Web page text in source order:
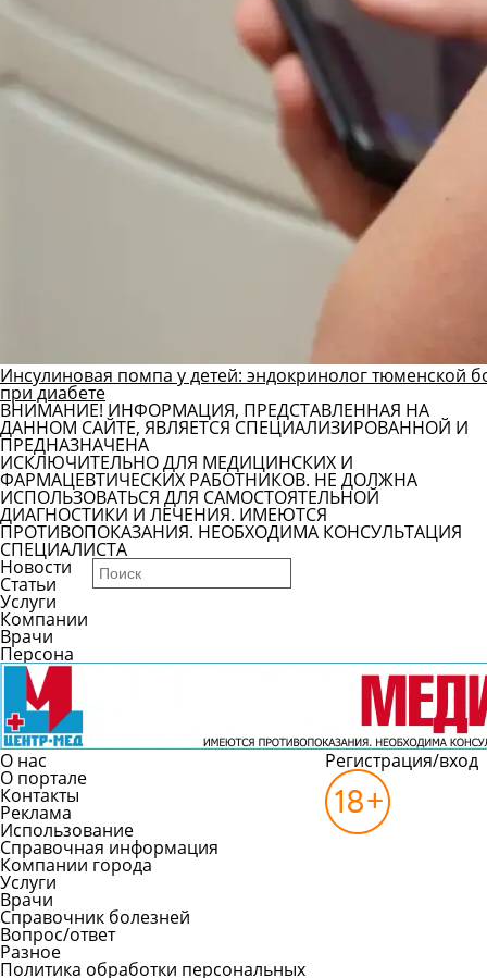
Инсулиновая помпа у детей: эндокринолог тюменской
при диабете
ВНИМАНИЕ! ИНФОРМАЦИЯ, ПРЕДСТАВЛЕННАЯ НА
ДАННОМ САЙТЕ, ЯВЛЯЕТСЯ СПЕЦИАЛИЗИРОВАННОЙ И
ПРЕДНАЗНАЧЕНА
ИСКЛЮЧИТЕЛЬНО ДЛЯ МЕДИЦИНСКИХ И
ФАРМАЦЕВТИЧЕСКИХ РАБОТНИКОВ. НЕ ДОЛЖНА
ИСПОЛЬЗОВАТЬСЯ ДЛЯ САМОСТОЯТЕЛЬНОЙ
ДИАГНОСТИКИ И ЛЕЧЕНИЯ. ИМЕЮТСЯ
ПРОТИВОПОКАЗАНИЯ. НЕОБХОДИМА КОНСУЛЬТАЦИЯ
СПЕЦИАЛИСТА
Новости
Статьи
Услуги
Компании
Врачи
Персона
О нас
О портале
Контакты
Реклама
Использование
Справочная информация
Компании города
Услуги
Врачи
Справочник болезней
Вопрос/ответ
Разное
Политика обработки персональных
Регистрация/вход